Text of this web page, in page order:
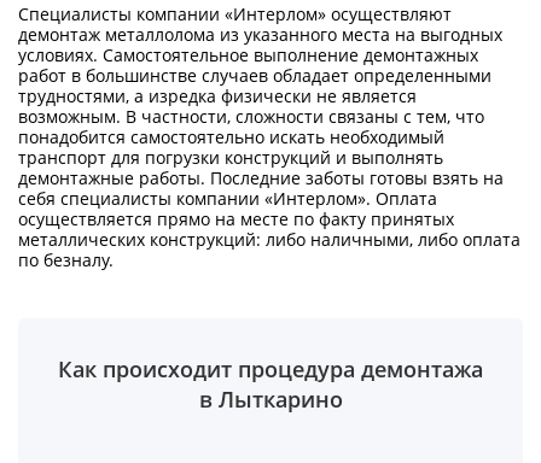
Специалисты компании «Интерлом» осуществляют
демонтаж металлолома из указанного места на выгодных
условиях. Самостоятельное выполнение демонтажных
работ в большинстве случаев обладает определенными
трудностями, а изредка физически не является
возможным. В частности, сложности связаны с тем, что
понадобится самостоятельно искать необходимый
транспорт для погрузки конструкций и выполнять
демонтажные работы. Последние заботы готовы взять на
себя специалисты компании «Интерлом». Оплата
осуществляется прямо на месте по факту принятых
металлических конструкций: либо наличными, либо оплата
по безналу.
Как происходит процедура демонтажа
в Лыткарино